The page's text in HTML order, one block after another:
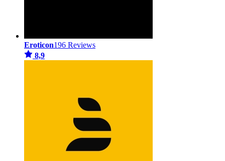
Eroticon196 Reviews
8,9